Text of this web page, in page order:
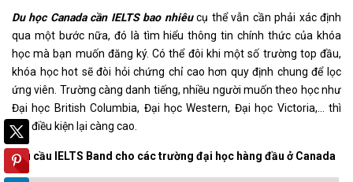
Du học Canada cần IELTS bao nhiêucụ thể vẫn cần phải xác định
qua một bước nữa, đó là tìm hiểu thông tin chính thức của khóa
học mà bạn muốn đăng ký. Có thể đôi khi một số trường top đầu,
khóa học hot sẽ đòi hỏi chứng chỉ cao hơn quy định chung để lọc
ứng viên. Trường càng danh tiếng, nhiều người muốn theo học như
Đại học British Columbia, Đại học Western, Đại học Victoria,… thì
các điều kiện lại càng cao.
Yêu cầu IELTS Band cho các trường đại học hàng đầu ở Canada